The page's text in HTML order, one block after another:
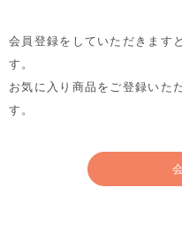
会員登録をしていただきます
す。
お気に入り商品をご登録いた
す。